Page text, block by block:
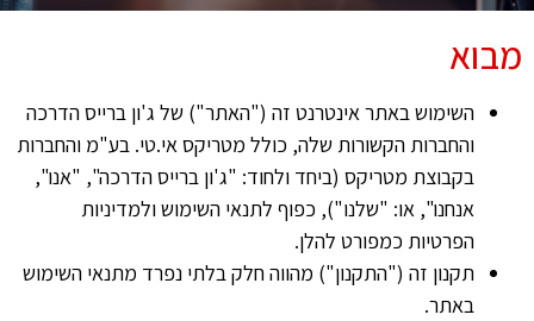
מבוא
השימוש באתר אינטרנט זה ("האתר") של ג'ון ברייס הדרכה
והחברות הקשורות שלה, כולל מטריקס אי.טי. בע"מ והחברות
בקבוצת מטריקס (ביחד ולחוד: "ג'ון ברייס הדרכה", "אנו",
אנחנו", או: "שלנו"), כפוף לתנאי השימוש ולמדיניות
הפרטיות כמפורט להלן.
תקנון זה ("התקנון") מהווה חלק בלתי נפרד מתנאי השימוש
באתר.